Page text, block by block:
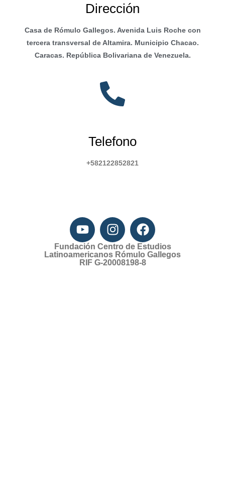
Dirección
Casa de Rómulo Gallegos. Avenida Luis Roche con
tercera transversal de Altamira. Municipio Chacao.
Caracas. República Bolivariana de Venezuela.
Telefono
+582122852821
Fundación Centro de Estudios
Latinoamericanos Rómulo Gallegos
RIF G-20008198-8